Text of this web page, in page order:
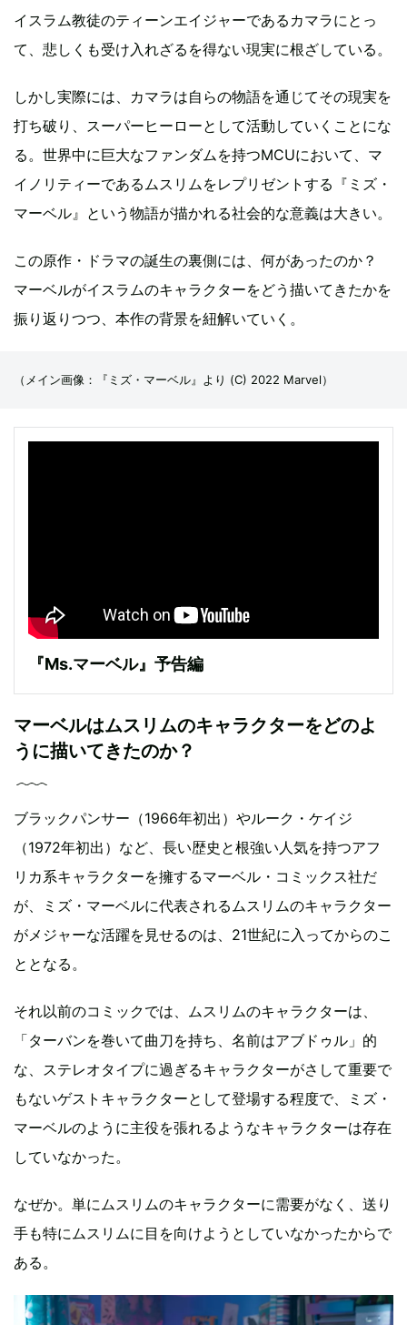
イスラム教徒のティーンエイジャーであるカマラにとっ
て、悲しくも受け入れざるを得ない現実に根ざしている。
しかし実際には、カマラは自らの物語を通じてその現実を
打ち破り、スーパーヒーローとして活動していくことにな
る。世界中に巨大なファンダムを持つMCUにおいて、マ
イノリティーであるムスリムをレプリゼントする『ミズ・
マーベル』という物語が描かれる社会的な意義は大きい。
この原作・ドラマの誕生の裏側には、何があったのか？
マーベルがイスラムのキャラクターをどう描いてきたかを
振り返りつつ、本作の背景を紐解いていく。
（メイン画像：『ミズ・マーベル』より (C) 2022 Marvel）
『Ms.マーベル』予告編
マーベルはムスリムのキャラクターをどのよ
うに描いてきたのか？
ブラックパンサー（1966年初出）やルーク・ケイジ
（1972年初出）など、長い歴史と根強い人気を持つアフ
リカ系キャラクターを擁するマーベル・コミックス社だ
が、ミズ・マーベルに代表されるムスリムのキャラクター
がメジャーな活躍を見せるのは、21世紀に入ってからのこ
ととなる。
それ以前のコミックでは、ムスリムのキャラクターは、
「ターバンを巻いて曲刀を持ち、名前はアブドゥル」的
な、ステレオタイプに過ぎるキャラクターがさして重要で
もないゲストキャラクターとして登場する程度で、ミズ・
マーベルのように主役を張れるようなキャラクターは存在
していなかった。
なぜか。単にムスリムのキャラクターに需要がなく、送り
手も特にムスリムに目を向けようとしていなかったからで
ある。